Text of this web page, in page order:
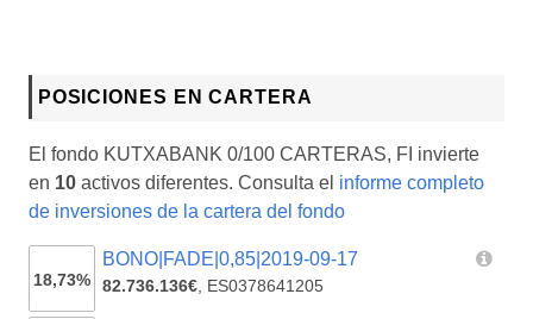
POSICIONES EN CARTERA
El fondo KUTXABANK 0/100 CARTERAS, FI invierte
en 10 activos diferentes. Consulta el informe completo
de inversiones de la cartera del fondo
18,73%
BONO|FADE|0,85|2019-09-17
82.736.136€, ES0378641205